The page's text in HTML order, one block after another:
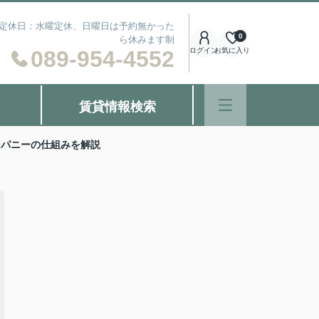
日：水曜定休、日曜日は予約無かった
ら休みます制
089-954-4552 ログインお気に入り
0
賃貸情報検索
ニーの仕組みを解説